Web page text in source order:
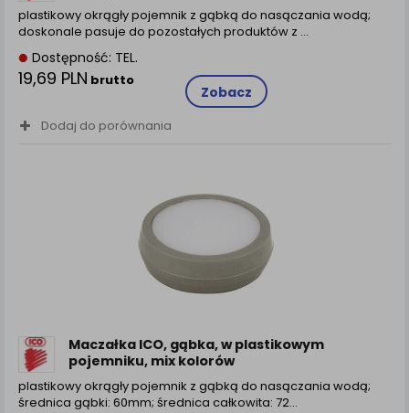
plastikowy okrągły pojemnik z gąbką do nasączania wodą;
doskonale pasuje do pozostałych produktów z ...
Dostępność: TEL.
19,69 PLN brutto
Zobacz
Dodaj do porównania
Maczałka ICO, gąbka, w plastikowym
pojemniku, mix kolorów
plastikowy okrągły pojemnik z gąbką do nasączania wodą;
średnica gąbki: 60mm; średnica całkowita: 72...